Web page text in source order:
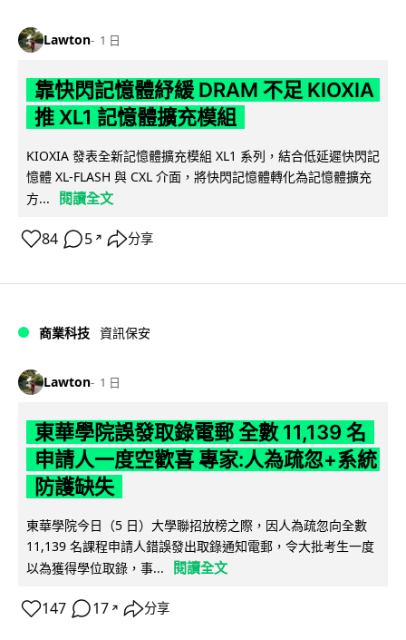
Lawton 1 日
靠快閃記憶體紓緩 DRAM 不足 KIOXIA
推 XL1 記憶體擴充模組
KIOXIA 發表全新記憶體擴充模組 XL1 系列，結合低延遲快閃記
憶體 XL-FLASH 與 CXL 介面，將快閃記憶體轉化為記憶體擴充
方...
閱讀全文
84 5 ↗ 分享
商業科技 資訊保安
Lawton 1 日
東華學院誤發取錄電郵 全數 11,139 名
申請人一度空歡喜 專家:人為疏忽+系統
防護缺失
東華學院今日（5 日）大學聯招放榜之際，因人為疏忽向全數
11,139 名課程申請人錯誤發出取錄通知電郵，令大批考生一度
以為獲得學位取錄，事...
閱讀全文
147 17 ↗ 分享